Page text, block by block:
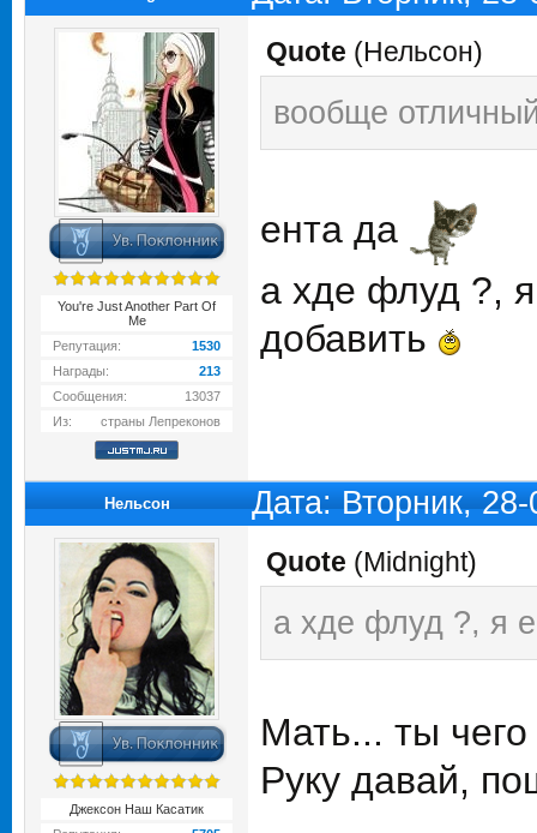
You're Just Another Part Of
Me
Репутация:
1530
Награды:
213
Сообщения:
13037
Из:
страны Лепреконов
Quote (Нельсон)
вообще
ента да
а хде флуд ?,
добавить
Нельсон Дата: Вторник,
Джексон Наш Касатик
Quote (Midnight)
а хде флуд ?, я
Мать... ты
Руку давай,